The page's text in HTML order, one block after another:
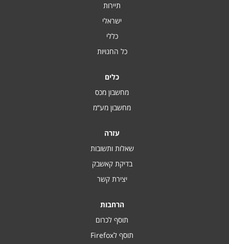
תיירות
ישראלי
כללי
כל החנויות
כלים
מחשבון מכס
מחשבון מע“מ
עזרה
שאלות ותשובות
בדיקת קאשבק
יצירת קשר
הרחבות
תוסף לכרום
תוסף לFirefox